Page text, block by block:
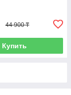
44 900 ₸
Купить